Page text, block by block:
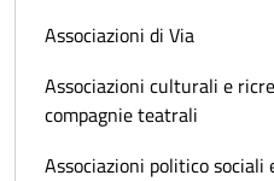
Associazioni di Via
Associazioni culturali e
compagnie teatrali
Associazioni politico